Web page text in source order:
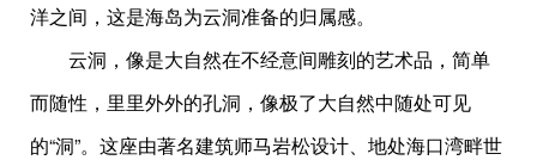
洋之间，这是海岛为云洞准备的归属感。
云洞，像是大自然在不经意间雕刻的艺术品，简单
而随性，里里外外的孔洞，像极了大自然中随处可见
的“洞”。这座由著名建筑师马岩松设计、地处海口湾畔世